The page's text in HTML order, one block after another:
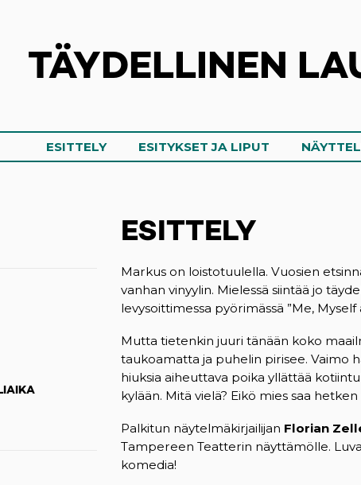
TÄYDELLINEN
ESITTELY ESITYKSET JA LIPUT
ESITTELY
Markus on loistotuulella. Vuosien
vanhan vinyylin. Mielessä siintää jo
levysoittimessa pyörimässä ”Me, Myself
Mutta tietenkin juuri tänään koko
taukoamatta ja puhelin pirisee. Vaimo
hiuksia aiheuttava poika yllättää
kylään. Mitä vielä? Eikö mies saa
Palkitun näytelmäkirjailijan Florian
Tampereen Teatterin näyttämölle.
komedia!